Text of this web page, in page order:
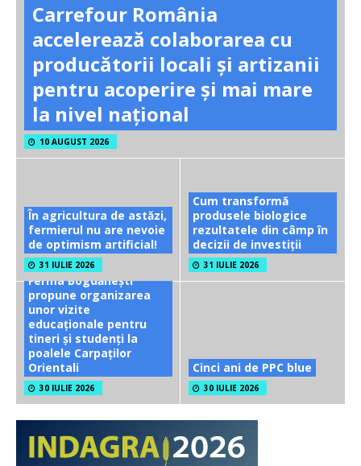
Carrefour România
accelerează colaborarea cu
producătorii locali și artizanii
pentru acoperire și mai mare
la nivel național
10 AUGUST 2026
În agricultura de astăzi,
fermierul nu are nevoie
de optimism artificial!
31 IULIE 2026
Cum transformă
produsele biologice
rezultatele din câmp în
decizii de investiții
31 IULIE 2026
Ferma Bogdănești
propune organizarea
unor vizite
educaționale pentru
tineri și studenți la
poalele Carpaților
Orientali
30 IULIE 2026
Cinci ani de PPC blue
30 IULIE 2026